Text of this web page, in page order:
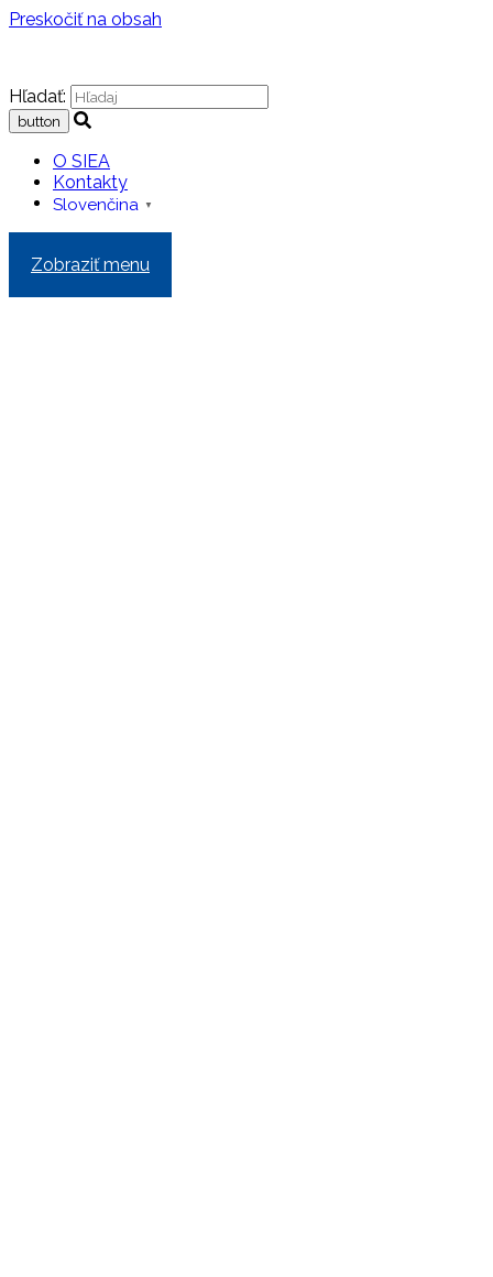
Preskočiť na obsah
Hľadať:
O SIEA
Kontakty
Slovenčina ▼
Zobraziť menu